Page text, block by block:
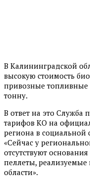
В Калининградской
высокую стоимость
привозные топливные
тонну.
В ответ на это Служба
тарифов КО на
региона в социальной
«Сейчас у
отсутствуют
пеллеты,
области».